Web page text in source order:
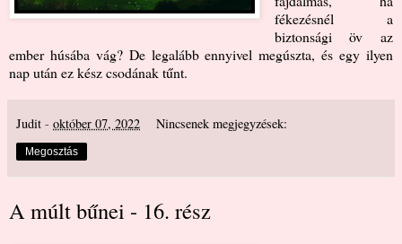
fékezésnél a
biztonsági öv az
ember húsába vág? De legalább ennyivel megúszta, és egy ilyen
nap után ez kész csodának tűnt.
Judit - október 07, 2022 Nincsenek megjegyzések:
Megosztás
A múlt bűnei - 16. rész